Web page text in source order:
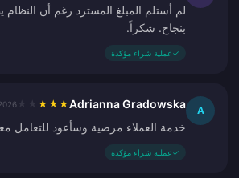
لم أستلم المبلغ المسترد رغم أن
بنجاح. شكراً.
✓عملية شراء مؤكدة
A
Adrianna Gradowska
★
★
★
خدمة العملاء مرضية وسأعود للتعامل
✓عملية شراء مؤكدة